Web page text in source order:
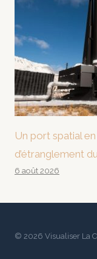
Un port spatial
d’étranglement
6 août 2026
© 2026 Visualiser La